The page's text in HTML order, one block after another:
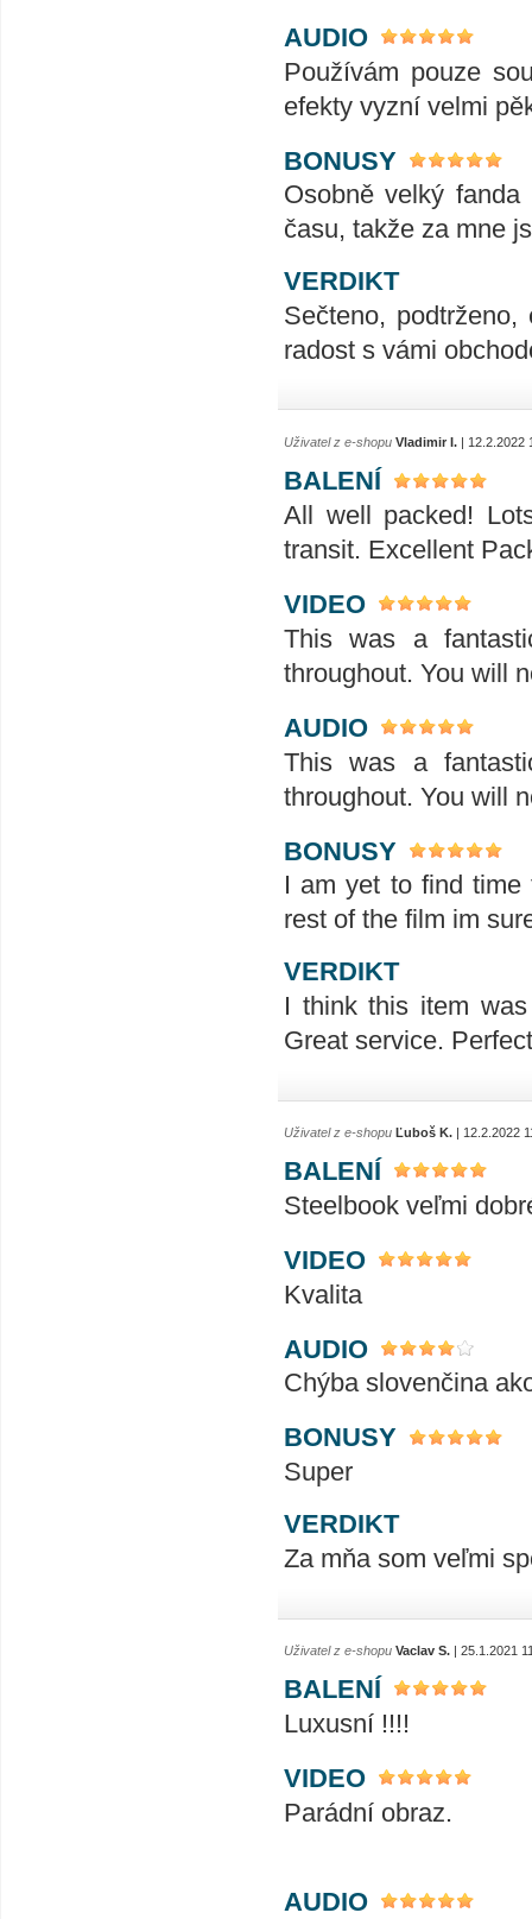
AUDIO
Používám pouze
efekty vyzní velmi
BONUSY
Osobně velký
času, takže za mne
VERDIKT
Sečteno,
radost s vámi
Uživatel z e-shopu Vladimir I. | 12.2.2022
BALENÍ
All well packed!
transit. Excellent
VIDEO
This was a
throughout. You will
AUDIO
This was a
throughout. You will
BONUSY
I am yet to find
rest of the film im
VERDIKT
I think this item
Great service.
Uživatel z e-shopu Ľuboš K. | 12.2.2022
BALENÍ
Steelbook veľmi
VIDEO
Kvalita
AUDIO
Chýba slovenčina
BONUSY
Super
VERDIKT
Za mňa som veľmi
Uživatel z e-shopu Vaclav S. | 25.1.2021
BALENÍ
Luxusní !!!!
VIDEO
Parádní obraz.
AUDIO